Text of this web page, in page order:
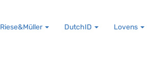
Riese&Müller DutchID Lovens